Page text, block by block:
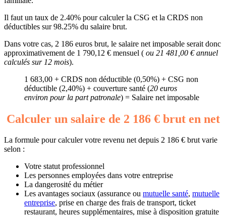
Il faut un taux de 2.40% pour calculer la CSG et la CRDS non
déductibles sur 98.25% du salaire brut.
Dans votre cas, 2 186 euros brut, le salaire net imposable serait donc
approximativement de 1 790,12 € mensuel ( ou 21 481,00 € annuel
calculés sur 12 mois).
1 683,00 + CRDS non déductible (0,50%) + CSG non
déductible (2,40%) + couverture santé (20 euros
environ pour la part patronale) = Salaire net imposable
Calculer un salaire de 2 186 € brut en net
La formule pour calculer votre revenu net depuis 2 186 € brut varie
selon :
Votre statut professionnel
Les personnes employées dans votre entreprise
La dangerosité du métier
Les avantages sociaux (assurance ou mutuelle santé, mutuelle
entreprise, prise en charge des frais de transport, ticket
restaurant, heures supplémentaires, mise à disposition gratuite